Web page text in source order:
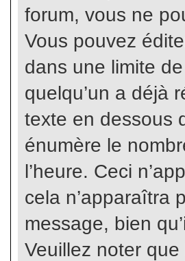
forum, vous ne
Vous pouvez
dans une limite
quelqu’un a déjà
texte en dessous
énumère le
l’heure. Ceci
cela n’apparaîtra
message, bien
Veuillez noter